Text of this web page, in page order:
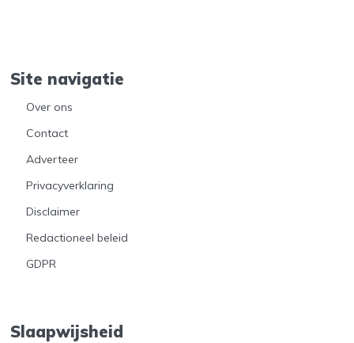
Site navigatie
Over ons
Contact
Adverteer
Privacyverklaring
Disclaimer
Redactioneel beleid
GDPR
Slaapwijsheid